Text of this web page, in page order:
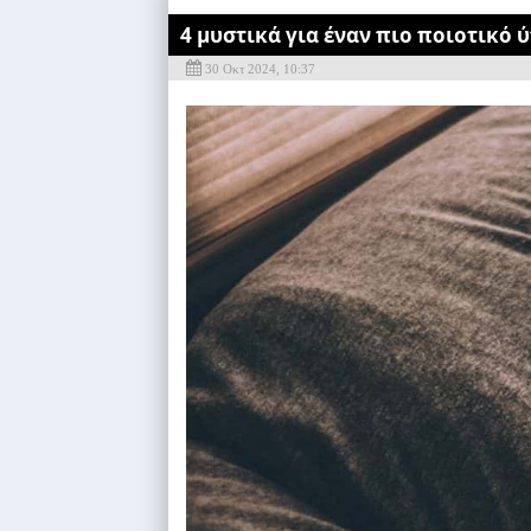
4 μυστικά για έναν πιο ποιοτικό
30 Οκτ 2024, 10:37